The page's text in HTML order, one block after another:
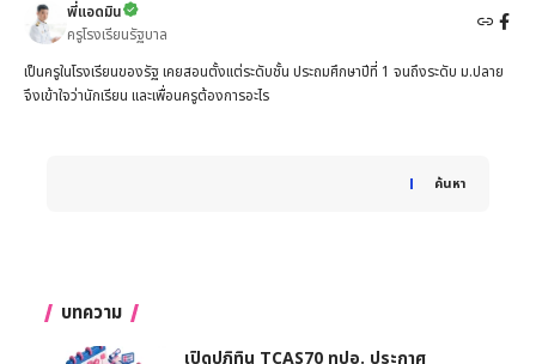
พี่แอดมิน
ครูโรงเรียนรัฐบาล
เป็นครูในโรงเรียนของรัฐ เคยสอนตั้งแต่ระดับชั้น ประถมศึกษาปีที่ 1 จนถึงระดับ ม.ปลาย
จึงเข้าใจว่านักเรียน และเพื่อนครูต้องการอะไร
ค้นหา
When autocomplete results are available use up and
บทความ